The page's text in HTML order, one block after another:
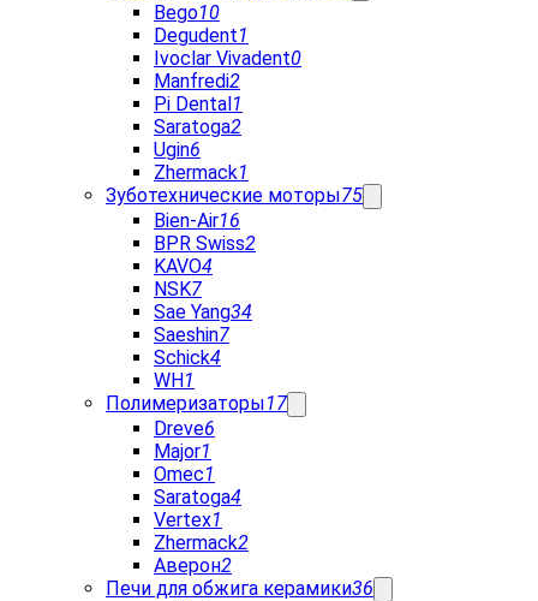
Bego10
Degudent1
Ivoclar Vivadent0
Manfredi2
Pi Dental1
Saratoga2
Ugin6
Zhermack1
Зуботехнические моторы75
Bien-Air16
BPR Swiss2
KAVO4
NSK7
Sae Yang34
Saeshin7
Schick4
WH1
Полимеризаторы17
Dreve6
Major1
Omec1
Saratoga4
Vertex1
Zhermack2
Аверон2
Печи для обжига керамики36